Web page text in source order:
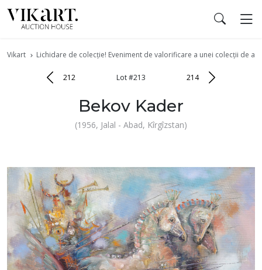
Vikart Lichidare de colecție! Eveniment de valorificare a unei colecții de
212 Lot #213 214
Bekov Kader
(1956, Jalal - Abad, Kîrgîzstan)